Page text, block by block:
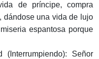
de príncipe, compra
dándose una vida de lujo
espantosa porque
(Interrumpiendo): Señor